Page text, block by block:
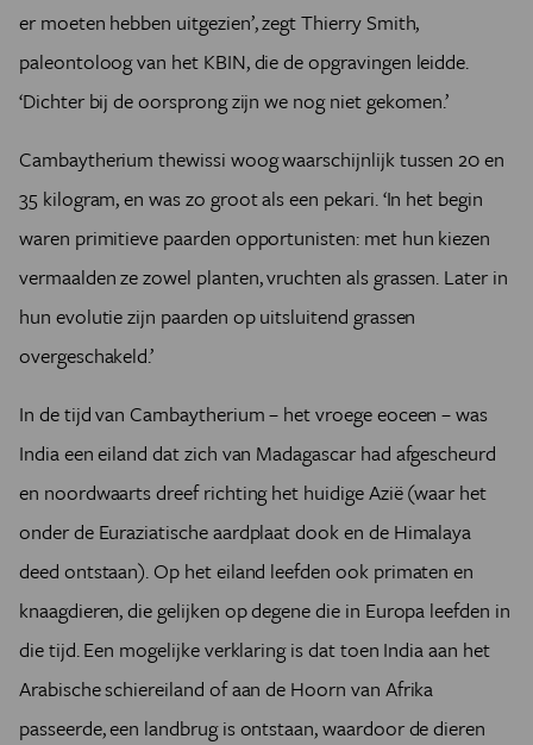
er moeten hebben uitgezien’, zegt Thierry Smith,
paleontoloog van het KBIN, die de opgravingen leidde.
‘Dichter bij de oorsprong zijn we nog niet gekomen.’
Cambaytherium thewissi woog waarschijnlijk tussen 20 en
35 kilogram, en was zo groot als een pekari. ‘In het begin
waren primitieve paarden opportunisten: met hun kiezen
vermaalden ze zowel planten, vruchten als grassen. Later in
hun evolutie zijn paarden op uitsluitend grassen
overgeschakeld.’
In de tijd van Cambaytherium – het vroege eoceen – was
India een eiland dat zich van Madagascar had afgescheurd
en noordwaarts dreef richting het huidige Azië (waar het
onder de Euraziatische aardplaat dook en de Himalaya
deed ontstaan). Op het eiland leefden ook primaten en
knaagdieren, die gelijken op degene die in Europa leefden in
die tijd. Een mogelijke verklaring is dat toen India aan het
Arabische schiereiland of aan de Hoorn van Afrika
passeerde, een landbrug is ontstaan, waardoor de dieren